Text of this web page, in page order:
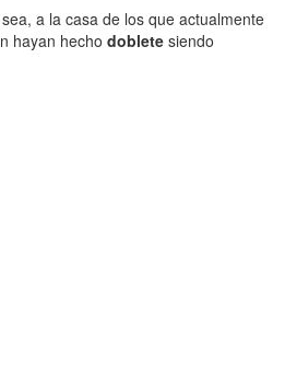
a la casa de los que actualmente
hayan hecho doblete siendo